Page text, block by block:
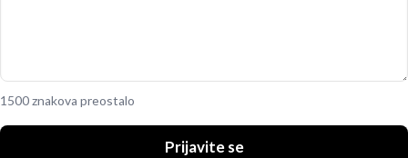
1500 znakova preostalo
Prijavite se